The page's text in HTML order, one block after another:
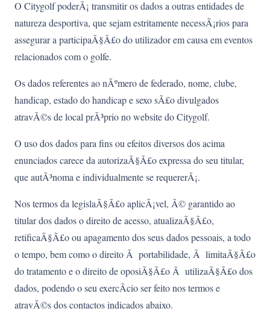
O Citygolf poderÃ¡ transmitir os dados a outras entidades de
natureza desportiva, que sejam estritamente necessÃ¡rios para
assegurar a participaÃ§Ã£o do utilizador em causa em eventos
relacionados com o golfe.
Os dados referentes ao nÃºmero de federado, nome, clube,
handicap, estado do handicap e sexo sÃ£o divulgados
atravÃ©s de local prÃ³prio no website do Citygolf.
O uso dos dados para fins ou efeitos diversos dos acima
enunciados carece da autorizaÃ§Ã£o expressa do seu titular,
que autÃ³noma e individualmente se requererÃ¡.
Nos termos da legislaÃ§Ã£o aplicÃ¡vel, Ã© garantido ao
titular dos dados o direito de acesso, atualizaÃ§Ã£o,
retificaÃ§Ã£o ou apagamento dos seus dados pessoais, a todo
o tempo, bem como o direito Ã portabilidade, Ã limitaÃ§Ã£o
do tratamento e o direito de oposiÃ§Ã£o Ã utilizaÃ§Ã£o dos
dados, podendo o seu exercÃ­cio ser feito nos termos e
atravÃ©s dos contactos indicados abaixo.